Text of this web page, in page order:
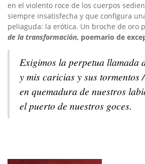
en el violento roce de los cuerpos
siempre insatisfecha y que configura
peliaguda: la erótica. Un broche de oro
de la transformación, poemario de
Exigimos la perpetua llamada
y mis caricias y sus tormentos
en quemadura de nuestros
el puerto de nuestros goces.